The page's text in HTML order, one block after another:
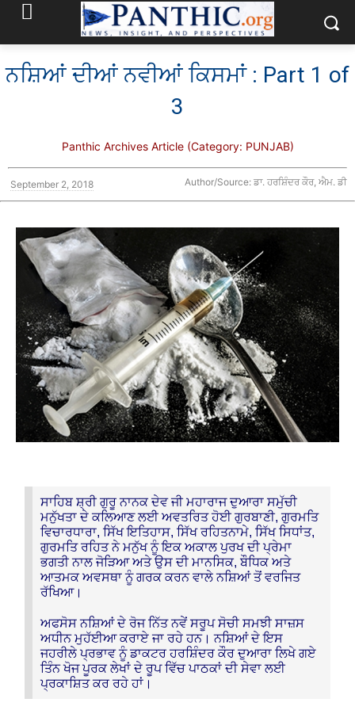
ਨਸ਼ਿਆਂ ਦੀਆਂ ਨਵੀਆਂ ਕਿਸਮਾਂ : Part 1 of
3
Panthic Archives Article (Category: PUNJAB)
September 2, 2018 Author/Source: ਡਾ. ਹਰਸ਼ਿੰਦਰ ਕੌਰ, ਐਮ. ਡੀ
ਸਾਹਿਬ ਸ਼੍ਰੀ ਗੁਰੂ ਨਾਨਕ ਦੇਵ ਜੀ ਮਹਾਰਾਜ ਦੁਆਰਾ ਸਮੁੱਚੀ
ਮਨੁੱਖਤਾ ਦੇ ਕਲਿਆਣ ਲਈ ਅਵਤਰਿਤ ਹੋਈ ਗੁਰਬਾਣੀ, ਗੁਰਮਤਿ
ਵਿਚਾਰਧਾਰਾ, ਸਿੱਖ ਇਤਿਹਾਸ, ਸਿੱਖ ਰਹਿਤਨਾਮੇ, ਸਿੱਖ ਸਿਧਾਂਤ,
ਗੁਰਮਤਿ ਰਹਿਤ ਨੇ ਮਨੁੱਖ ਨੂੰ ਇਕ ਅਕਾਲ ਪੁਰਖ ਦੀ ਪ੍ਰੇਮਾ
ਭਗਤੀ ਨਾਲ ਜੋੜਿਆ ਅਤੇ ਉਸ ਦੀ ਮਾਨਸਿਕ, ਬੌਧਿਕ ਅਤੇ
ਆਤਮਕ ਅਵਸਥਾ ਨੂੰ ਗਰਕ ਕਰਨ ਵਾਲੇ ਨਸ਼ਿਆਂ ਤੋਂ ਵਰਜਿਤ
ਰੱਖਿਆ।
ਅਫਸੋਸ ਨਸ਼ਿਆਂ ਦੇ ਰੋਜ ਨਿੱਤ ਨਵੇਂ ਸਰੂਪ ਸੋਚੀ ਸਮਝੀ ਸਾਜ਼ਸ
ਅਧੀਨ ਮੁਹੱਈਆ ਕਰਾਏ ਜਾ ਰਹੇ ਹਨ। ਨਸ਼ਿਆਂ ਦੇ ਇਸ
ਜਹਰੀਲੇ ਪ੍ਰਭਾਵ ਨੂੰ ਡਾਕਟਰ ਹਰਸ਼ਿੰਦਰ ਕੌਰ ਦੁਆਰਾ ਲਿਖੇ ਗਏ
ਤਿੰਨ ਖੋਜ ਪੂਰਕ ਲੇਖਾਂ ਦੇ ਰੂਪ ਵਿੱਚ ਪਾਠਕਾਂ ਦੀ ਸੇਵਾ ਲਈ
ਪ੍ਰਕਾਸ਼ਿਤ ਕਰ ਰਹੇ ਹਾਂ।